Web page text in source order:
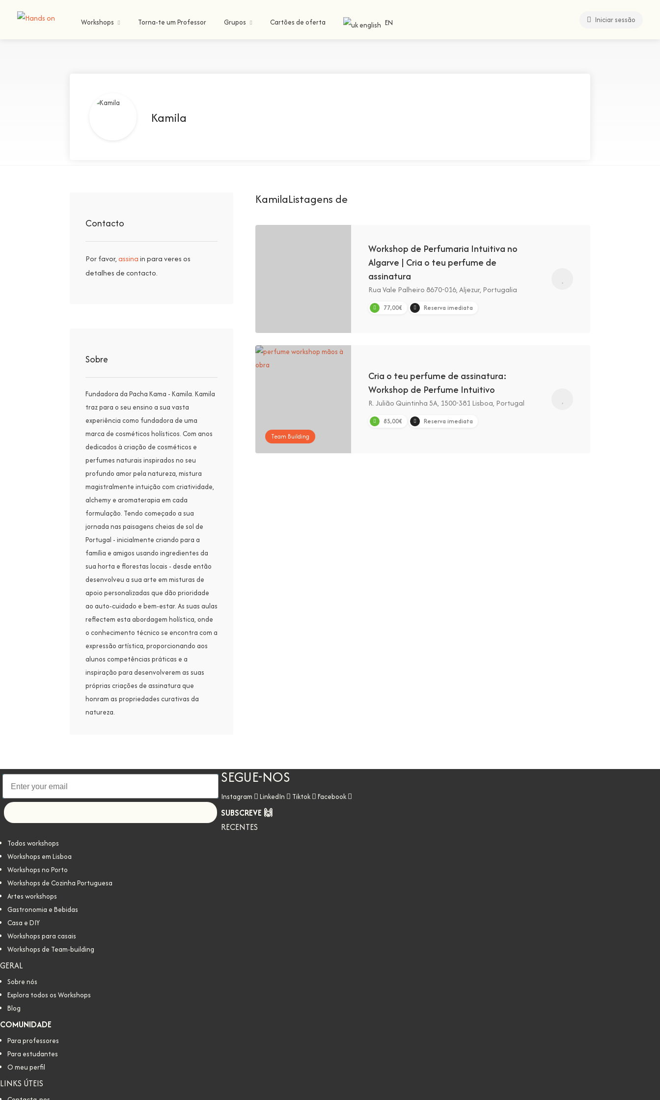
Workshops Torna-te um Professor Grupos Cartões de oferta EN Iniciar sessão
Kamila
Contacto
Por favor,assinain para veres os
detalhes de contacto.
Sobre
Fundadora da Pacha Kama - Kamila. Kamila
traz para o seu ensino a sua vasta
experiência como fundadora de uma
marca de cosméticos holísticos. Com anos
dedicados à criação de cosméticos e
perfumes naturais inspirados no seu
profundo amor pela natureza, mistura
magistralmente intuição com criatividade,
alchemy e aromaterapia em cada
formulação. Tendo começado a sua
jornada nas paisagens cheias de sol de
Portugal - inicialmente criando para a
família e amigos usando ingredientes da
sua horta e florestas locais - desde então
desenvolveu a sua arte em misturas de
apoio personalizadas que dão prioridade
ao auto-cuidado e bem-estar. As suas aulas
reflectem esta abordagem holística, onde
o conhecimento técnico se encontra com a
expressão artística, proporcionando aos
alunos competências práticas e a
inspiração para desenvolverem as suas
próprias criações de assinatura que
honram as propriedades curativas da
natureza.
KamilaListagens de
Workshop de Perfumaria Intuitiva no
Algarve | Cria o teu perfume de
assinatura
Rua Vale Palheiro 8670-016, Aljezur, Portugalia
77,00€ Reserva imediata
Team Building
Cria o teu perfume de assinatura:
Workshop de Perfume Intuitivo
R. Julião Quintinha 5A, 1500-381 Lisboa, Portugal
85,00€ Reserva imediata
SEGUE-NOS
Instagram LinkedIn Tiktok Facebook
SUBSCREVE 🙌
RECENTES
Todos workshops
Workshops em Lisboa
Workshops no Porto
Workshops de Cozinha Portuguesa
Artes workshops
Gastronomia e Bebidas
Casa e DIY
Workshops para casais
Workshops de Team-building
GERAL
Sobre nós
Explora todos os Workshops
Blog
COMUNIDADE
Para professores
Para estudantes
O meu perfil
LINKS ÚTEIS